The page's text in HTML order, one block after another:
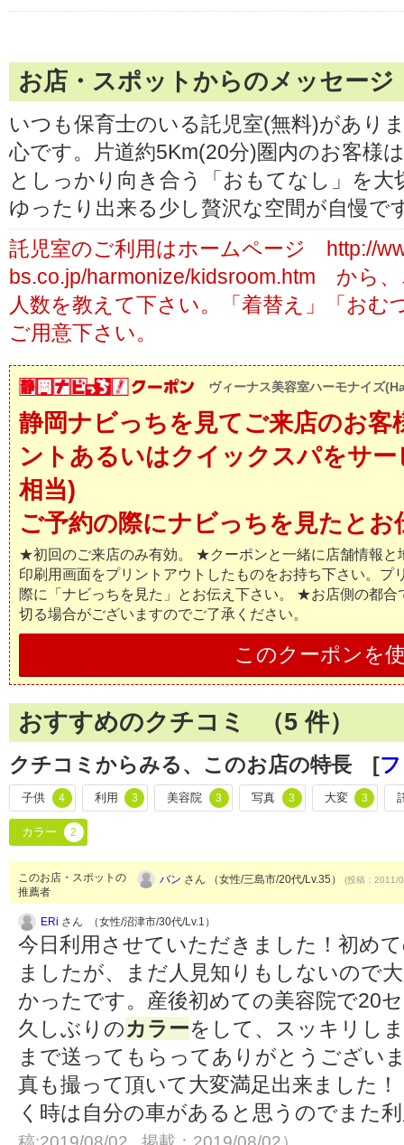
お店・スポットからのメッセージ
いつも保育士のいる託児室(無料)があり
心です。片道約5Km(20分)圏内のお客様
としっかり向き合う「おもてなし」を
ゆったり出来る少し贅沢な空間が自慢で
託児室のご利用はホームページ http://
bs.co.jp/harmonize/kidsroom.htm から
人数を教えて下さい。「着替え」「おむ
ご用意下さい。
ヴィーナス美容室ハーモナイズ
静岡ナビっちを見てご来店のお客
ントあるいはクイックスパをサ
相当)
ご予約の際にナビっちを見たとお
★初回のご来店のみ有効。 ★クーポンと一緒に店舗情報と
印刷用画面をプリントアウトしたものをお持ち下さい。プ
際に「ナビっちを見た」とお伝え下さい。 ★お店側の都合
切る場合がございますのでご了承ください。
このクーポンを
おすすめのクチコミ （5 件）
クチコミからみる、このお店の特長 [
子供 4 利用 3 美容院 3 写真 3 大変 3
カラー 2
このお店・スポットの
推薦者
バン さん （女性/三島市/20代/Lv.35） (投稿：2011/
ERi さん （女性/沼津市/30代/Lv.1）
今日利用させていただきました！初め
ましたが、まだ人見知りもしないので
かったです。産後初めての美容院で20
久しぶりのカラーをして、スッキリし
まで送ってもらってありがとうござい
真も撮って頂いて大変満足出来ました
く時は自分の車があると思うのでまた